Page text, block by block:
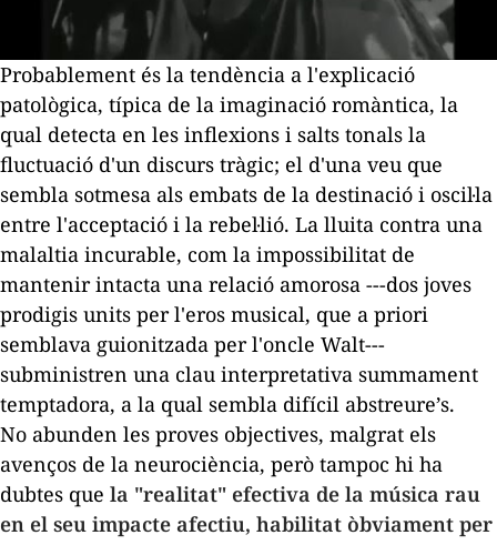
Probablement és la tendència a l'explicació
patològica, típica de la imaginació romàntica, la
qual detecta en les inflexions i salts tonals la
fluctuació d'un discurs tràgic; el d'una veu que
sembla sotmesa als embats de la destinació i oscil·la
entre l'acceptació i la rebel·lió. La lluita contra una
malaltia incurable, com la impossibilitat de
mantenir intacta una relació amorosa ---dos joves
prodigis units per l'eros musical, que a priori
semblava guionitzada per l'oncle Walt---
subministren una clau interpretativa summament
temptadora, a la qual sembla difícil abstreure’s.
No abunden les proves objectives, malgrat els
avenços de la neurociència, però tampoc hi ha
dubtes que la "realitat" efectiva de la música rau
en el seu impacte afectiu, habilitat òbviament per